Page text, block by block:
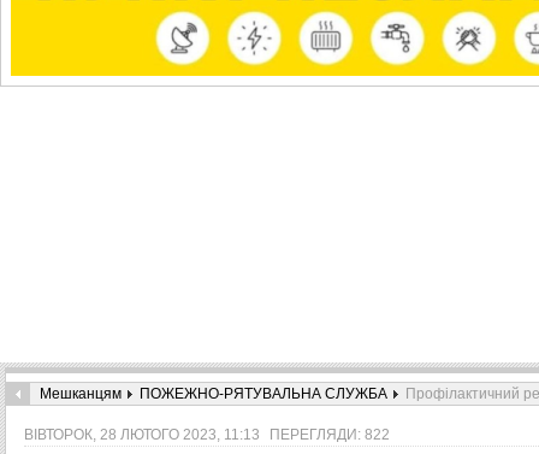
Мешканцям ПОЖЕЖНО-РЯТУВАЛЬНА СЛУЖБА Профілактичний
ВІВТОРОК, 28 ЛЮТОГО 2023, 11:13 ПЕРЕГЛЯДИ: 822